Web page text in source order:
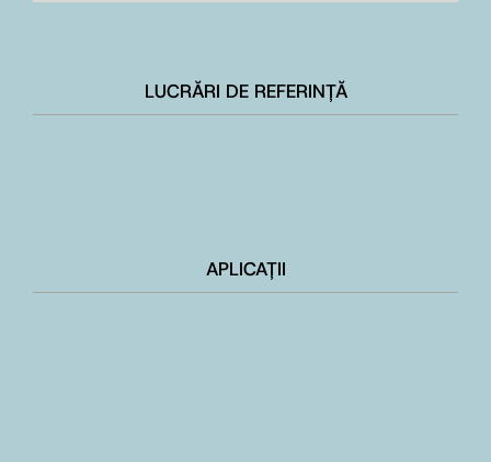
LUCRĂRI DE REFERINȚĂ
APLICAȚII